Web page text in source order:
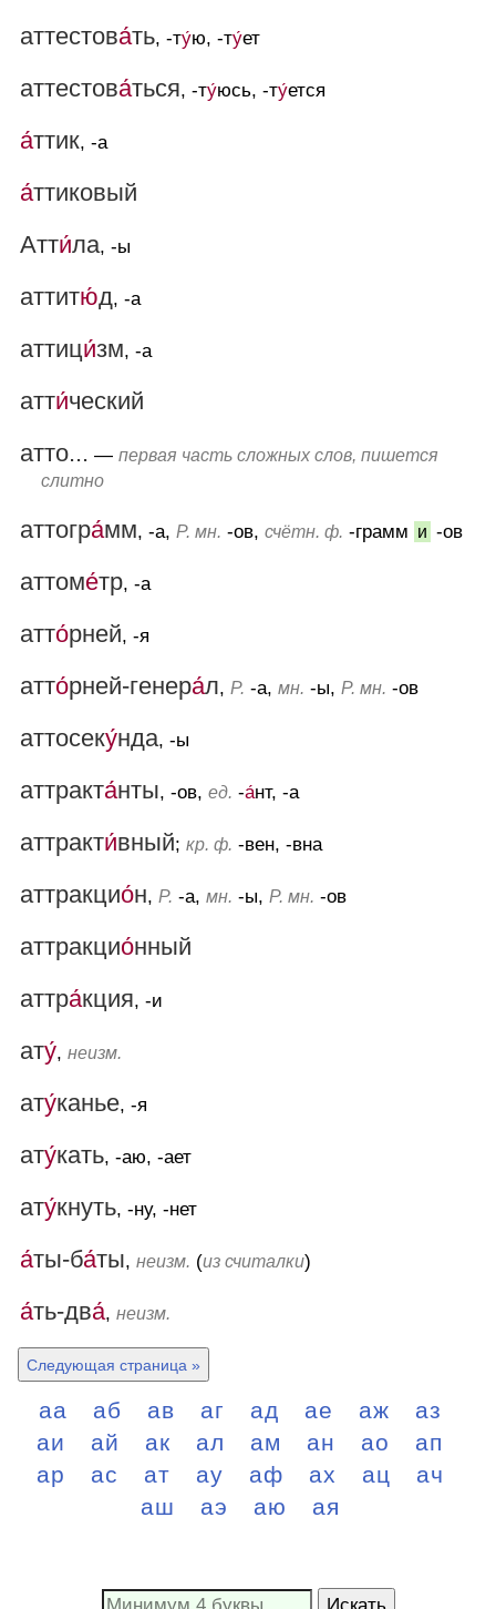
аттестова́ть, -ту́ю, -ту́ет
аттестова́ться, -ту́юсь, -ту́ется
а́ттик, -а
а́ттиковый
Атти́ла, -ы
аттитю́д, -а
аттици́зм, -а
атти́ческий
атто... — первая часть сложных слов, пишется
слитно
аттогра́мм, -а, Р. мн. -ов, счётн. ф. -грамм и -ов
аттоме́тр, -а
атто́рней, -я
атто́рней-генера́л, Р. -а, мн. -ы, Р. мн. -ов
аттосеку́нда, -ы
аттракта́нты, -ов, ед. -а́нт, -а
аттракти́вный; кр. ф. -вен, -вна
аттракцио́н, Р. -а, мн. -ы, Р. мн. -ов
аттракцио́нный
аттра́кция, -и
ату́, неизм.
ату́канье, -я
ату́кать, -аю, -ает
ату́кнуть, -ну, -нет
а́ты-ба́ты, неизм. (из считалки)
а́ть-два́, неизм.
Следующая страница »
аа аб ав аг ад ае аж
аз
аи
ай ак ал ам ан ао
ап
ар
ас ат ау аф ах ац
ач
аш
аэ аю ая